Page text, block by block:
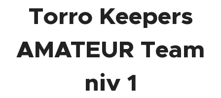
Torro Keepers
AMATEUR Team
niv 1